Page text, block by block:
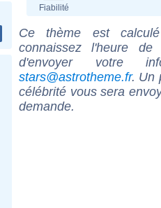
Fiabilité
Ce thème est
connaissez l'heure
d'envoyer votre
stars@astrotheme.fr. Un
célébrité vous sera
demande.